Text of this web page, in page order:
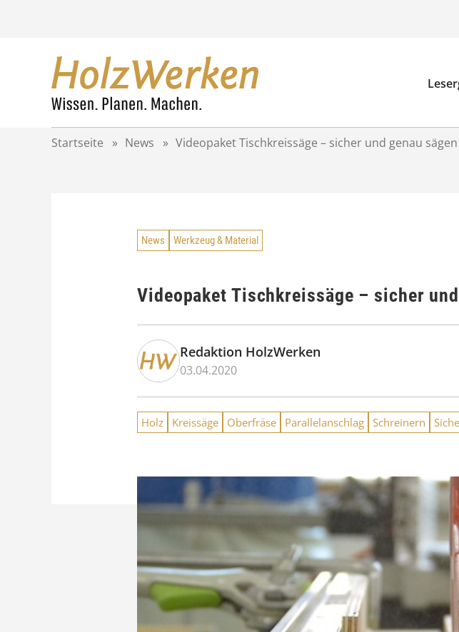
Startseite » News » Videopaket Tischkreissäge – sicher und genau sägen
News Werkzeug & Material
Videopaket Tischkreissäge – sicher
Redaktion HolzWerken
03.04.2020
Holz Kreissäge Oberfräse Parallelanschlag Schreinern